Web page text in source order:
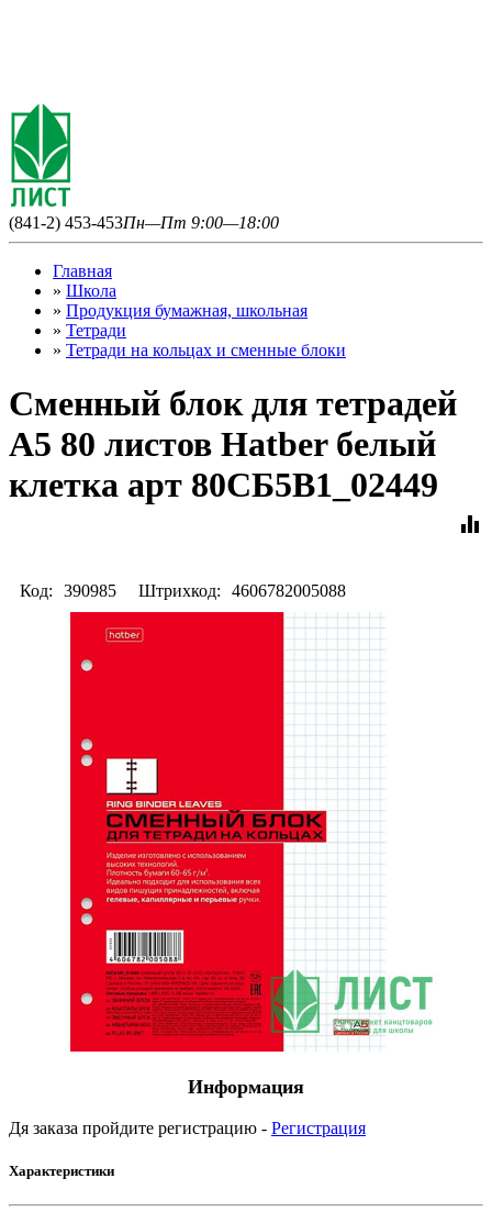
(841-2) 453-453Пн—Пт 9:00—18:00
Главная
» Школа
» Продукция бумажная, школьная
» Тетради
» Тетради на кольцах и сменные блоки
Сменный блок для тетрадей
А5 80 листов Hatber белый
клетка арт 80СБ5B1_02449
equalizer
Код: 390985 Штрихкод: 4606782005088
Информация
Дя заказа пройдите регистрацию - Регистрация
Характеристики